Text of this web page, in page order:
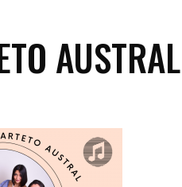
AUSTRAL